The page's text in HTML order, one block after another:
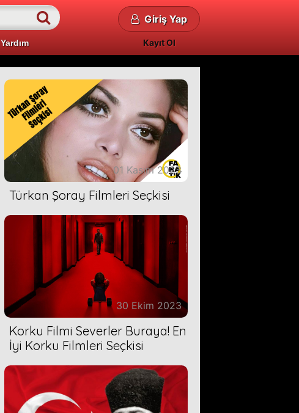
Yardım
Giriş Yap
Kayıt Ol
01 Kasım 2023
Türkan Şoray Filmleri Seçkisi
30 Ekim 2023
Korku Filmi Severler Buraya! En
İyi Korku Filmleri Seçkisi